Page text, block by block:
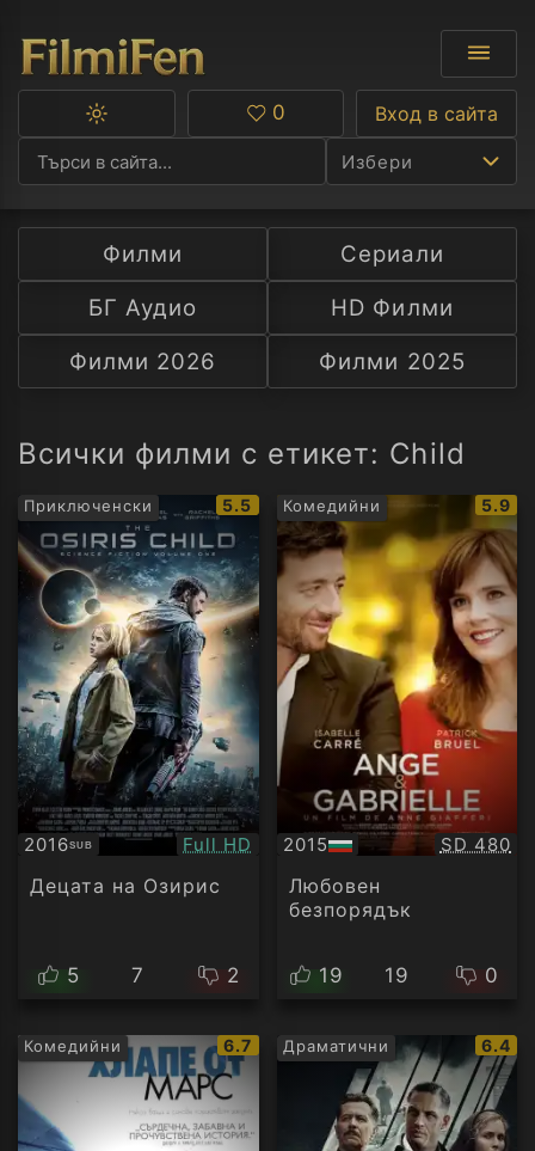
Избери
Ф
С
А
Превключване
тъмна
тема
Любими
0 Вход в сайта
Филми
Сериали
БГ Аудио
HD Филми
Филми 2026
Филми 2025
Всички филми с етикет: Child
Приключенски
IMDb
рейтинг:
5.5
2016SUB
Субтитри Качество:
Full HD
Децата на Озирис
5 7 2
Комедийни
IMDb
5.9
2015
БГ
аудио
SD 480
Любовен
безпорядък
19 19 0
Комедийни
IMDb
рейтинг:
6.7 Драматични
IMDb
6.4